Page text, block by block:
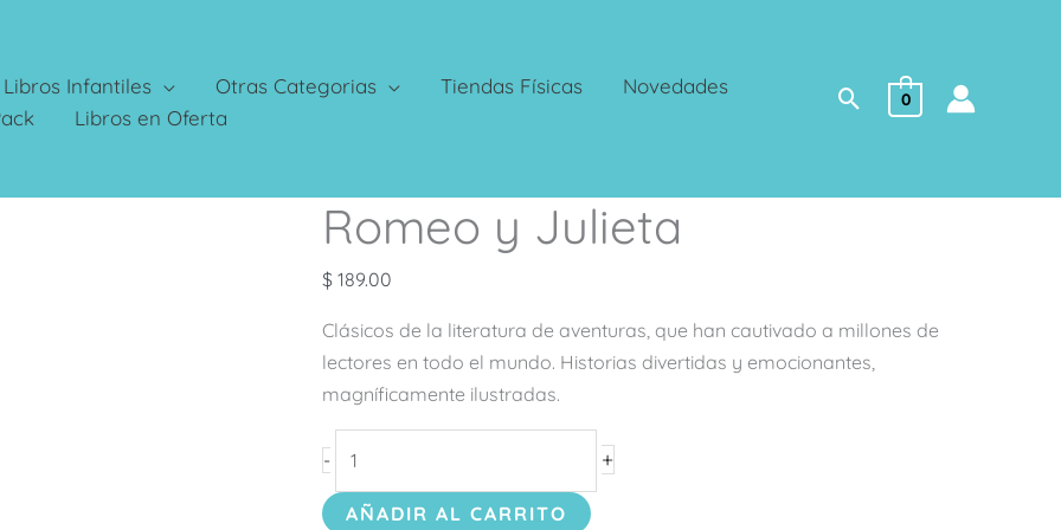
Libros Infantiles Otras Categorias Tiendas Físicas
Novedades
Libros en Oferta Buscar
0
Romeo y Julieta
$ 189.00
Clásicos de la literatura de aventuras, que han cautivado a millones de
lectores en todo el mundo. Historias divertidas y emocionantes,
magníficamente ilustradas.
-
Romeo
Julieta
+
AÑADIR AL CARRITO